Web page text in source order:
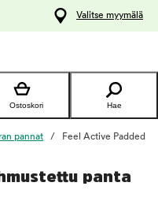
Valitse myymälä
Ostoskori Hae
pannat
Feel Active Padded
panta